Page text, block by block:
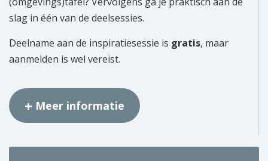
slag in één van de deelsessies.
Deelname aan de inspiratiesessie is gratis, maar
aanmelden is wel vereist.
Meer informatie